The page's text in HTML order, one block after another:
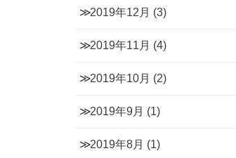
2019年12月 (3)
2019年11月 (4)
2019年10月 (2)
2019年9月 (1)
2019年8月 (1)